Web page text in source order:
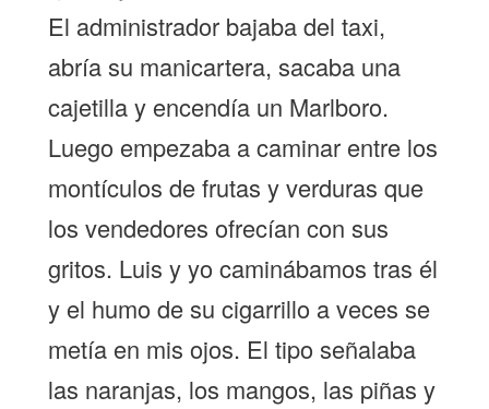
El administrador bajaba del taxi,
abría su manicartera, sacaba una
cajetilla y encendía un Marlboro.
Luego empezaba a caminar entre los
montículos de frutas y verduras que
los vendedores ofrecían con sus
gritos. Luis y yo caminábamos tras él
y el humo de su cigarrillo a veces se
metía en mis ojos. El tipo señalaba
las naranjas, los mangos, las piñas y